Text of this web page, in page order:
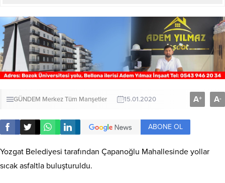
GÜNDEM MerkezTüm Manşetler 15.01.2020 A+ A-
ABONE OL
Yozgat Belediyesi tarafından Çapanoğlu Mahallesinde yollar
sıcak asfaltla buluşturuldu.